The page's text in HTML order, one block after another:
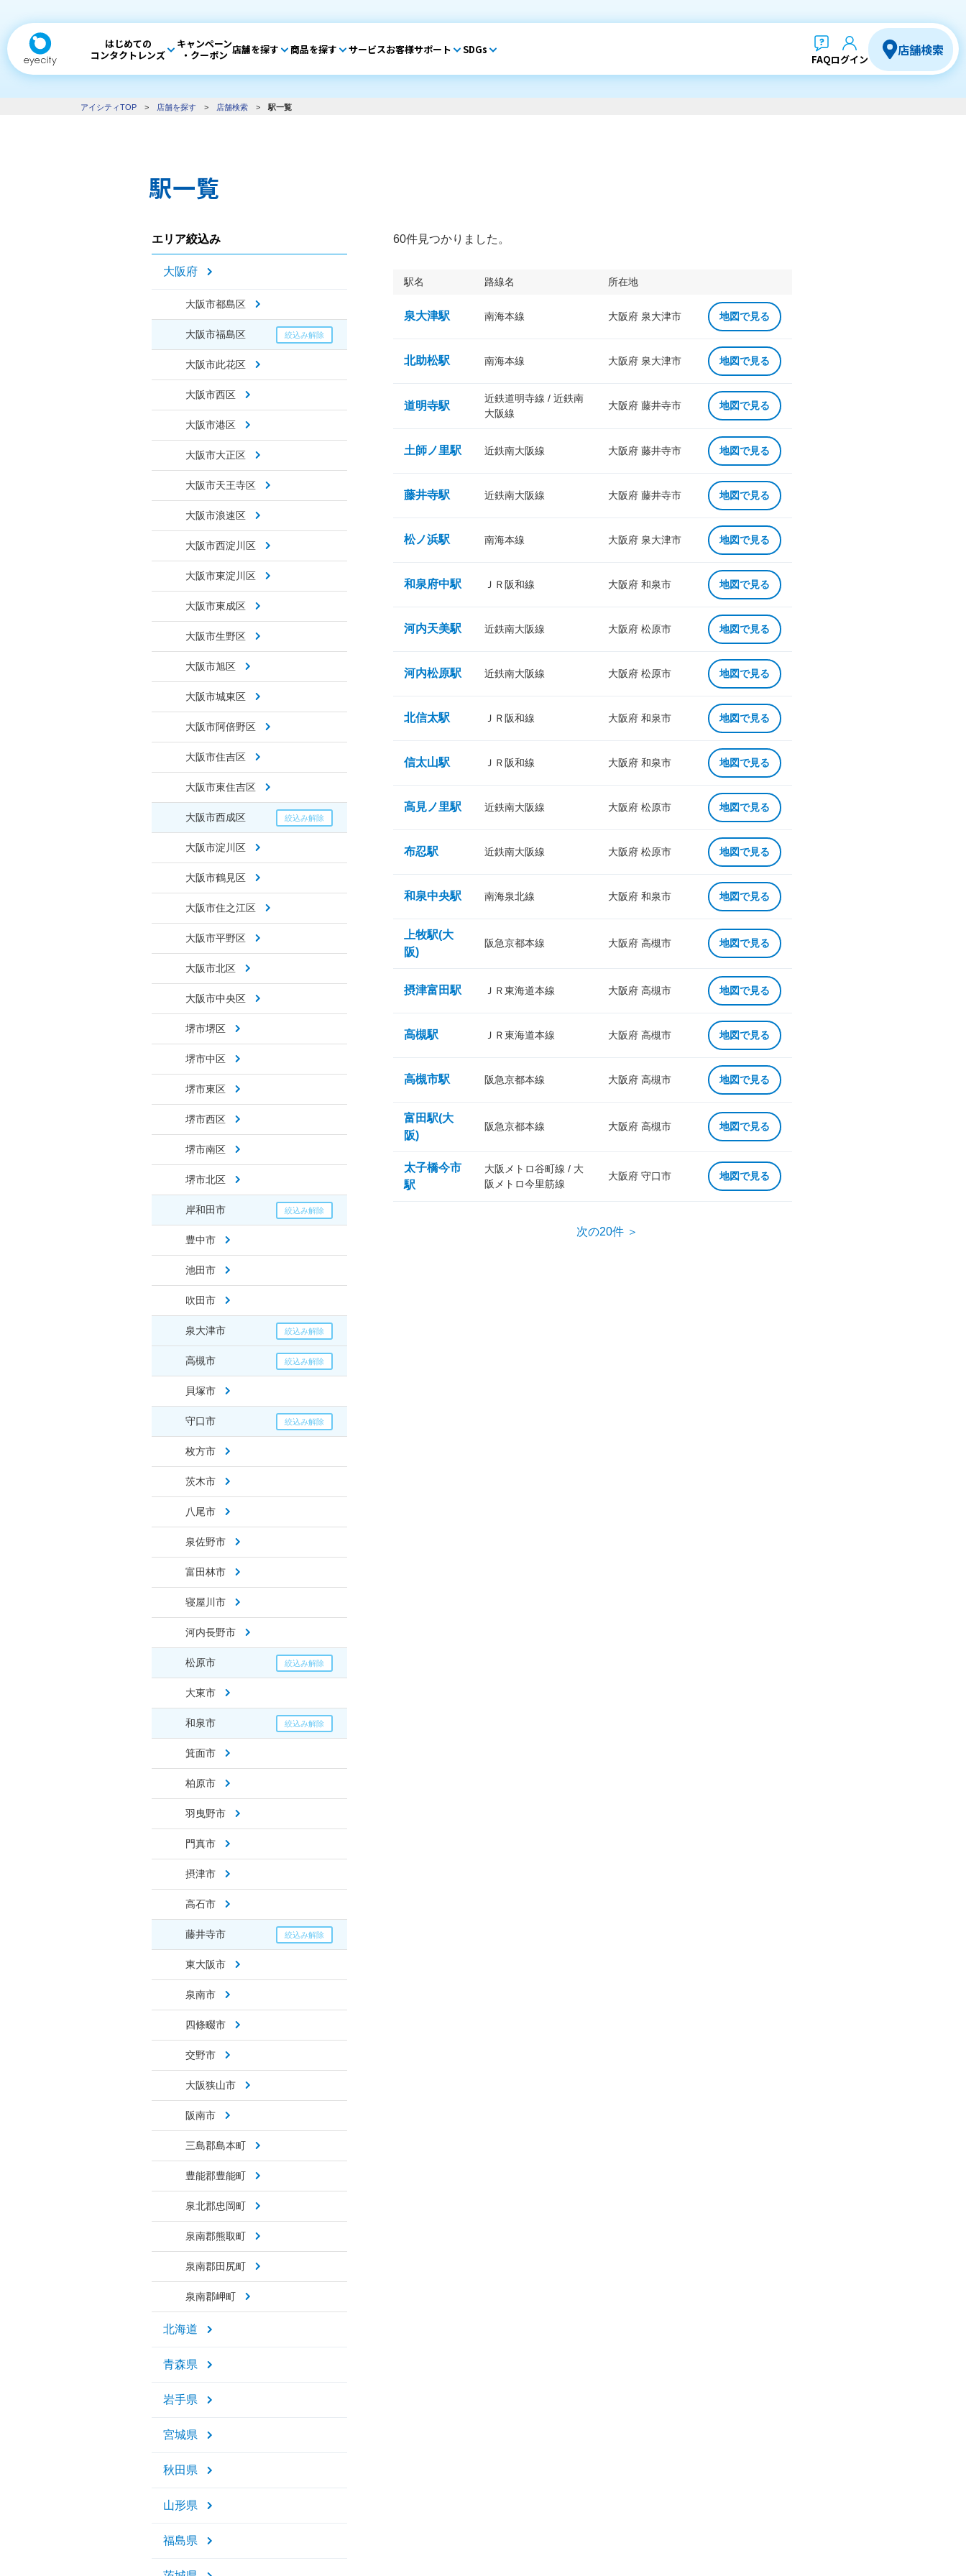
はじめての
コンタクトレンズ
キャンペーン
・クーポン 店舗を探す 商品を探す サービスお客様サポート SDGs
FAQログイン
店舗検索
アイシティTOP > 店舗を探す > 店舗検索 > 駅一覧
駅一覧
エリア絞込み
大阪府
大阪市都島区
大阪市福島区
大阪市此花区
大阪市西区
大阪市港区
大阪市大正区
大阪市天王寺区
大阪市浪速区
大阪市西淀川区
大阪市東淀川区
大阪市東成区
大阪市生野区
大阪市旭区
大阪市城東区
大阪市阿倍野区
大阪市住吉区
大阪市東住吉区
大阪市西成区
大阪市淀川区
大阪市鶴見区
大阪市住之江区
大阪市平野区
大阪市北区
大阪市中央区
堺市堺区
堺市中区
堺市東区
堺市西区
堺市南区
堺市北区
岸和田市
豊中市
池田市
吹田市
泉大津市
高槻市
貝塚市
守口市
枚方市
茨木市
八尾市
泉佐野市
富田林市
寝屋川市
河内長野市
松原市
大東市
和泉市
箕面市
柏原市
羽曳野市
門真市
摂津市
高石市
藤井寺市
東大阪市
泉南市
四條畷市
交野市
大阪狭山市
阪南市
三島郡島本町
豊能郡豊能町
泉北郡忠岡町
泉南郡熊取町
泉南郡田尻町
泉南郡岬町
北海道
青森県
岩手県
宮城県
秋田県
山形県
福島県
60件見つかりました。
駅名 路線名 所在地
泉大津駅 南海本線 大阪府 泉大津市 地図で見る
北助松駅 南海本線 大阪府 泉大津市 地図で見る
道明寺駅
近鉄道明寺線 / 近鉄南
大阪線
大阪府 藤井寺市 地図で見る
土師ノ里駅 近鉄南大阪線 大阪府 藤井寺市 地図で見る
藤井寺駅 近鉄南大阪線 大阪府 藤井寺市 地図で見る
松ノ浜駅 南海本線 大阪府 泉大津市 地図で見る
和泉府中駅 ＪＲ阪和線 大阪府 和泉市 地図で見る
河内天美駅 近鉄南大阪線 大阪府 松原市 地図で見る
河内松原駅 近鉄南大阪線 大阪府 松原市 地図で見る
北信太駅 ＪＲ阪和線 大阪府 和泉市 地図で見る
信太山駅 ＪＲ阪和線 大阪府 和泉市 地図で見る
高見ノ里駅 近鉄南大阪線 大阪府 松原市 地図で見る
布忍駅 近鉄南大阪線 大阪府 松原市 地図で見る
和泉中央駅 南海泉北線 大阪府 和泉市 地図で見る
上牧駅(大
阪)
阪急京都本線 大阪府 高槻市 地図で見る
摂津富田駅 ＪＲ東海道本線 大阪府 高槻市 地図で見る
高槻駅 ＪＲ東海道本線 大阪府 高槻市 地図で見る
高槻市駅 阪急京都本線 大阪府 高槻市 地図で見る
富田駅(大
阪)
阪急京都本線 大阪府 高槻市 地図で見る
太子橋今市
駅
大阪メトロ谷町線 / 大
阪メトロ今里筋線
大阪府 守口市 地図で見る
次の20件 ＞